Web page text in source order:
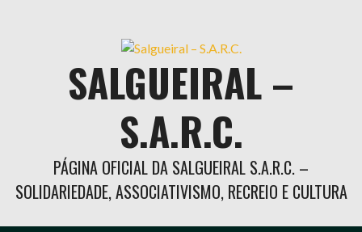
SALGUEIRAL –
S.A.R.C.
PÁGINA OFICIAL DA SALGUEIRAL S.A.R.C. –
SOLIDARIEDADE, ASSOCIATIVISMO, RECREIO E CULTURA